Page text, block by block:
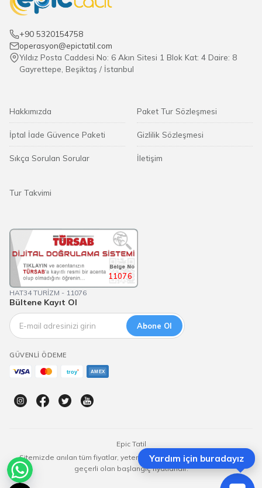
+90 5320154758
operasyon@epictatil.com
Yıldız Posta Caddesi No: 6 Akın Sitesi 1 Blok Kat: 4 Daire: 8
Gayrettepe, Beşiktaş / İstanbul
Hakkımızda
İptal İade Güvence Paketi
Sıkça Sorulan Sorular
Paket Tur Sözleşmesi
Gizlilik Sözleşmesi
İletişim
Tur Takvimi
11076
HAT34 TURİZM - 11076
Bültene Kayıt Ol
Abone Ol
GÜVENLI ÖDEME
Epic Tatil
Sitemizde anılan tüm fiyatlar, yeterli kontenjan olması durumunda
geçerli olan başlangıç fiyatlarıdır.
Yardım için buradayız